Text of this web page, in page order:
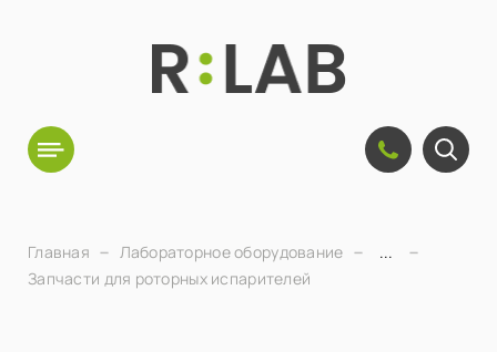
Главная Лабораторное оборудование
...
Запчасти для роторных испарителей